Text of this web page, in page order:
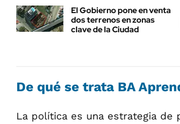
El Gobierno pone en venta
dos terrenos en zonas
clave de la Ciudad
De qué se trata BA
La política es una estrategia de